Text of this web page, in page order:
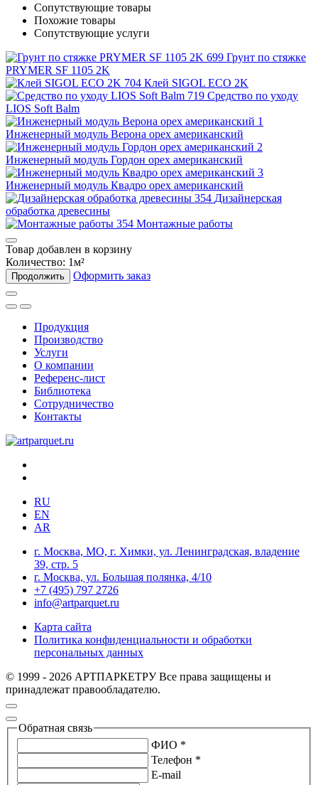
Сопутствующие товары
Похожие товары
Сопутствующие услуги
Грунт по стяжке
PRYMER SF 1105 2K
Клей SIGOL ECO 2K
Средство по уходу
LIOS Soft Balm
Инженерный модуль Верона орех американский
Инженерный модуль Гордон орех американский
Инженерный модуль Квадро орех американский
Дизайнерская
обработка древесины
Монтажные работы
Товар добавлен в корзину
Количество: 1м²
Продолжить Оформить заказ
Продукция
Производство
Услуги
О компании
Референс-лист
Библиотека
Сотрудничество
Контакты
RU
EN
AR
г. Москва, МО, г. Химки, ул. Ленинградская, владение
39, стр. 5
г. Москва, ул. Большая полянка, 4/10
+7 (495) 797 2726
info@artparquet.ru
Карта сайта
Политика конфиденциальности и обработки
персональных данных
© 1999 - 2026 АРТПАРКЕТРУ Все права защищены и
принадлежат правообладателю.
Обратная связь
ФИО *
Телефон *
E-mail